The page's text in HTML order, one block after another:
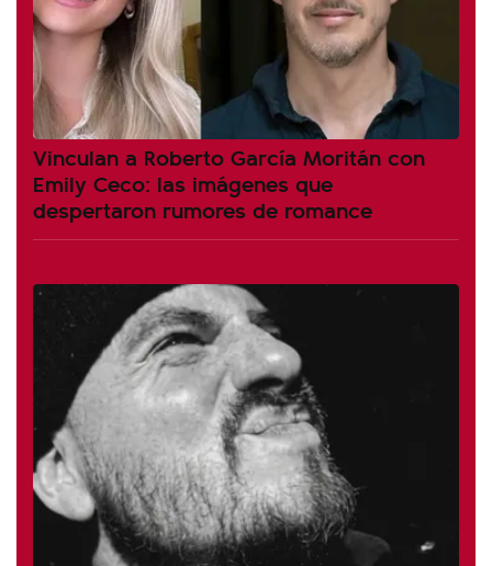
Vinculan a Roberto García Moritán con
Emily Ceco: las imágenes que
despertaron rumores de romance